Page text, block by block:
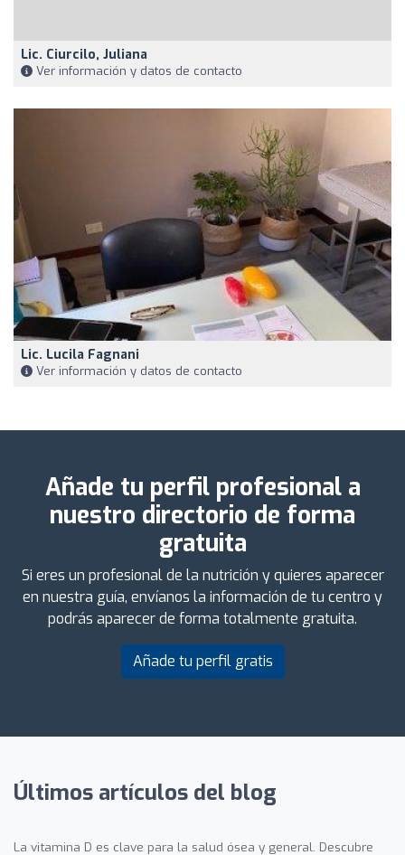
Lic. Ciurcilo, Juliana
Ver información y datos de contacto
Lic. Lucila Fagnani
Ver información y datos de contacto
Añade tu perfil profesional a
nuestro directorio de forma
gratuita
Si eres un profesional de la nutrición y quieres aparecer
en nuestra guía, envíanos la información de tu centro y
podrás aparecer de forma totalmente gratuita.
Añade tu perfil gratis
Últimos artículos del blog
La vitamina D es clave para la salud ósea y general. Descubre